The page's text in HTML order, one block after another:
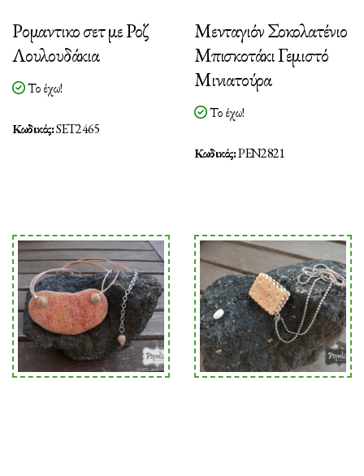
Ρομαντικο σετ με Ροζ
Λουλουδάκια
Το έχω!
Κωδικός:SET2465
Μενταγιόν Σοκολατένιο
Μπισκοτάκι Γεμιστό
Μινιατούρα
Το έχω!
Κωδικός:PEN2821